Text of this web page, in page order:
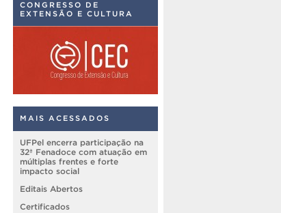
CONGRESSO DE
EXTENSÃO E CULTURA
MAIS ACESSADOS
UFPel encerra participação na
32ª Fenadoce com atuação em
múltiplas frentes e forte
impacto social
Editais Abertos
Certificados